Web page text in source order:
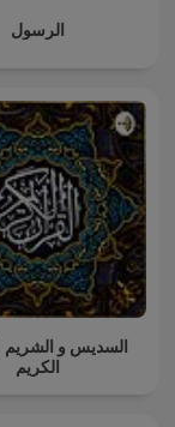
الرسول
السديس و الشريم
الكريم